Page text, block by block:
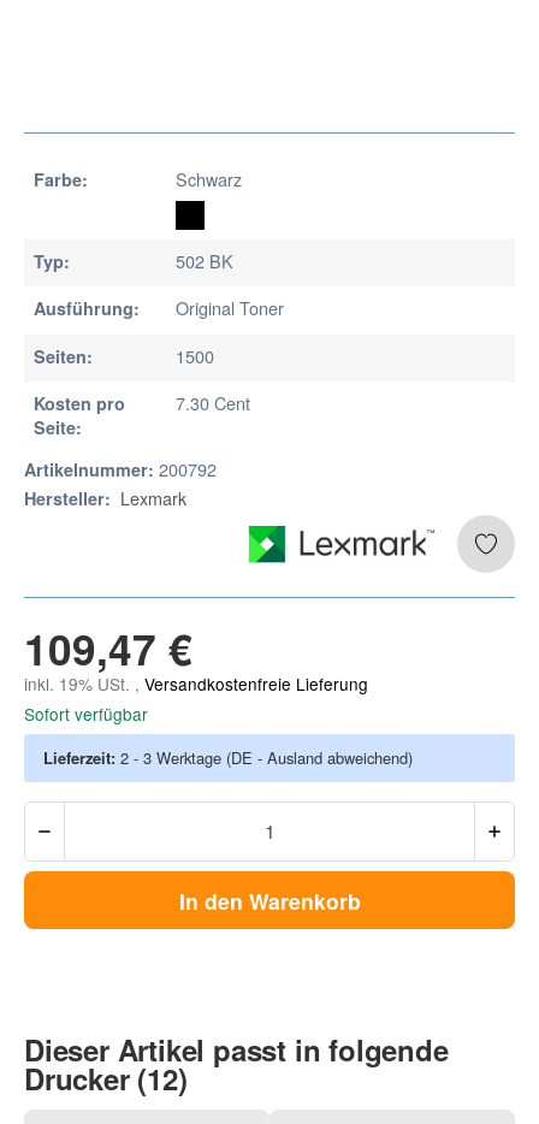
Farbe: Schwarz
Typ: 502 BK
Ausführung: Original Toner
Seiten: 1500
Kosten pro
Seite:
7.30 Cent
Artikelnummer: 200792
Hersteller: Lexmark
109,47 €
inkl. 19% USt. , Versandkostenfreie Lieferung
Sofort verfügbar
Lieferzeit: 2 - 3 Werktage (DE - Ausland abweichend)
In den Warenkorb
Dieser Artikel passt in folgende
Drucker (12)